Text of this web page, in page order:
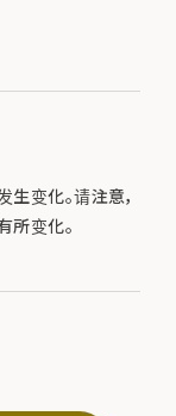
变化。请注意，
所变化。